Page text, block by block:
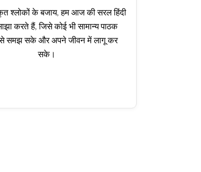
श्लोकों के बजाय, हम आज की सरल हिंदी
करते हैं, जिसे कोई भी सामान्य पाठक
समझ सके और अपने जीवन में लागू कर
सके।